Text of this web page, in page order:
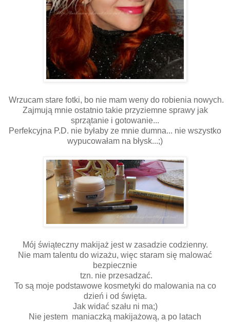
Wrzucam stare fotki, bo nie mam weny do robienia nowych.
Zajmują mnie ostatnio takie przyziemne sprawy jak
sprzątanie i gotowanie...
Perfekcyjna P.D. nie byłaby ze mnie dumna... nie wszystko
wypucowałam na błysk...;)
Mój świąteczny makijaż jest w zasadzie codzienny.
Nie mam talentu do wizażu, więc staram się malować
bezpiecznie
tzn. nie przesadzać.
To są moje podstawowe kosmetyki do malowania na co
dzień i od święta.
Jak widać szału ni ma;)
Nie jestem maniaczką makijażową, a po latach